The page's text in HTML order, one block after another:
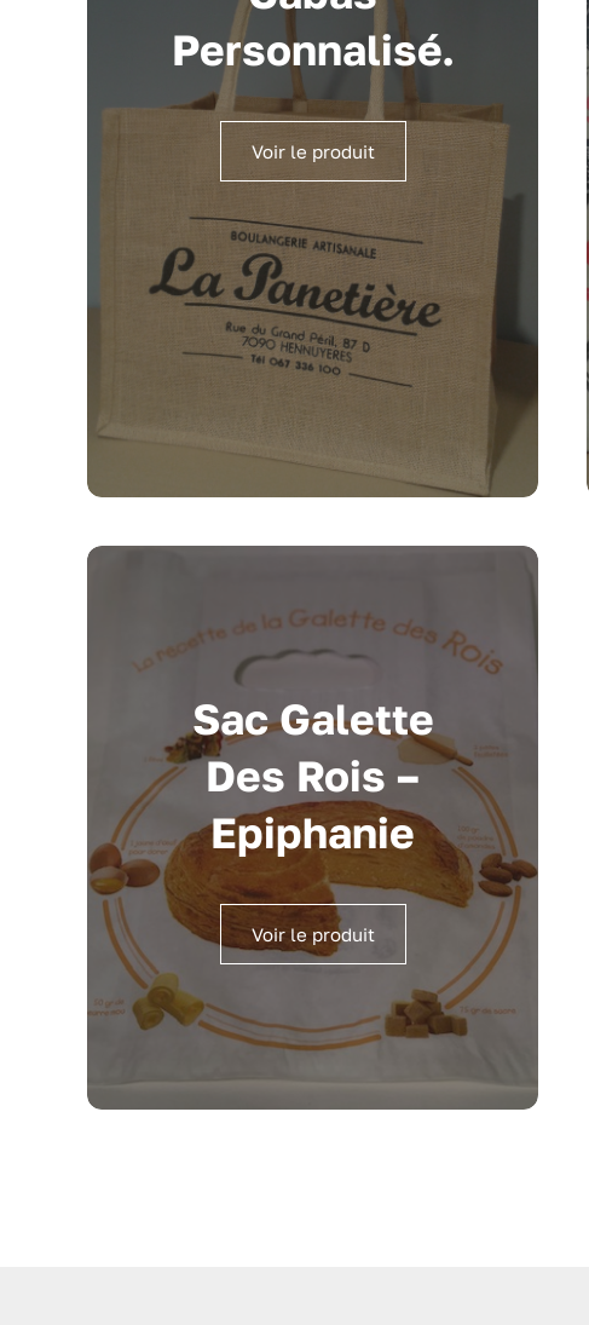
Personnalisé.
Voir le produit
Sac Galette
Des Rois –
Epiphanie
Voir le produit